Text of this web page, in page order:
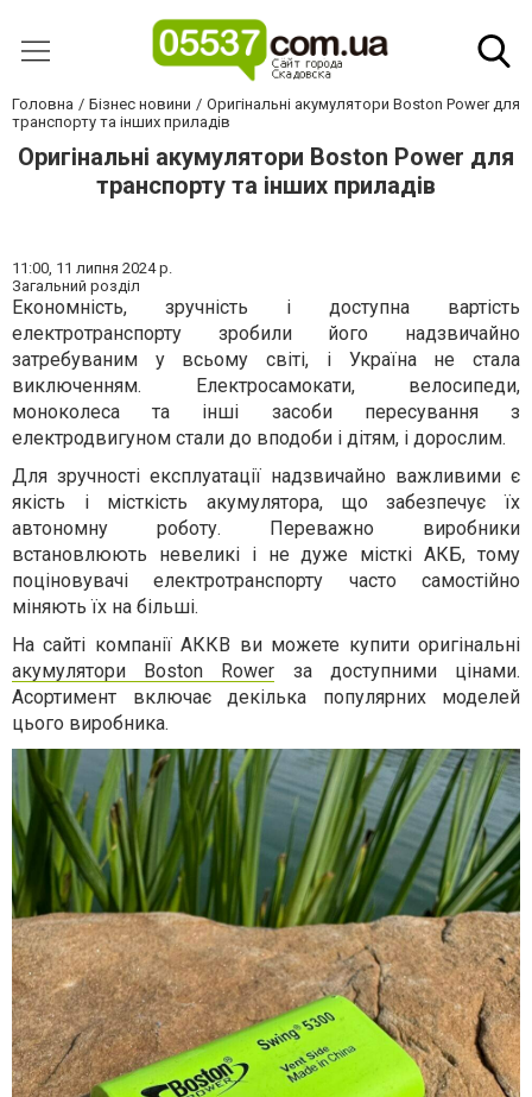
Головна Бізнес новини
Оригінальні акумулятори Boston Power для
транспорту та інших приладів
Оригінальні акумулятори Boston Power для
транспорту та інших приладів
11:00, 11 липня 2024 р.
Загальний розділ
Економність, зручність і доступна вартість
електротранспорту зробили його надзвичайно
затребуваним у всьому світі, і Україна не стала
виключенням. Електросамокати, велосипеди,
моноколеса та інші засоби пересування з
електродвигуном стали до вподоби і дітям, і дорослим.
Для зручності експлуатації надзвичайно важливими є
якість і місткість акумулятора, що забезпечує їх
автономну роботу. Переважно виробники
встановлюють невеликі і не дуже місткі АКБ, тому
поціновувачі електротранспорту часто самостійно
міняють їх на більші.
На сайті компанії АККВ ви можете купити оригінальні
акумулятори Boston Rower за доступними цінами.
Асортимент включає декілька популярних моделей
цього виробника.